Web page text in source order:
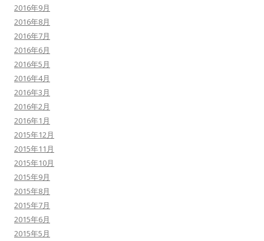
2016年9月
2016年8月
2016年7月
2016年6月
2016年5月
2016年4月
2016年3月
2016年2月
2016年1月
2015年12月
2015年11月
2015年10月
2015年9月
2015年8月
2015年7月
2015年6月
2015年5月